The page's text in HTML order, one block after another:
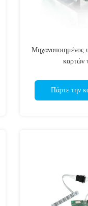
Μηχανοποιημένος
καρτών
Πάρτε την